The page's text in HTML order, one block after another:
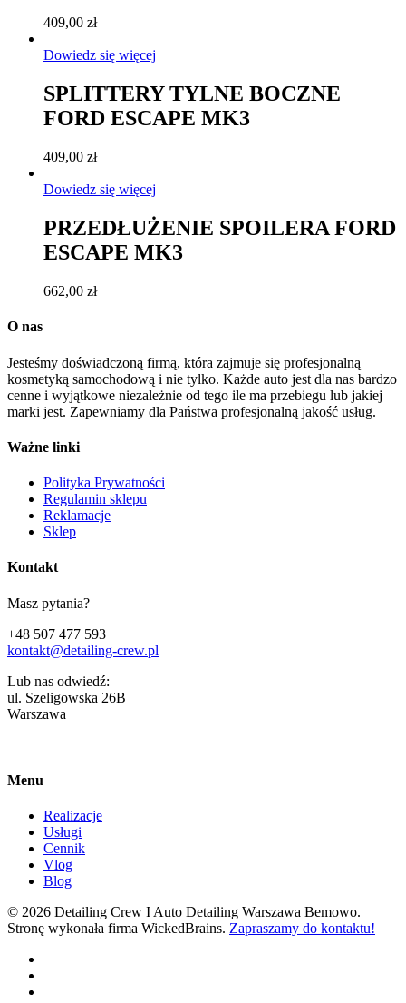
409,00 zł
Dowiedz się więcej
SPLITTERY TYLNE BOCZNE
FORD ESCAPE MK3
409,00 zł
Dowiedz się więcej
PRZEDŁUŻENIE SPOILERA FORD
ESCAPE MK3
662,00 zł
O nas
Jesteśmy doświadczoną firmą, która zajmuje się profesjonalną
kosmetyką samochodową i nie tylko. Każde auto jest dla nas bardzo
cenne i wyjątkowe niezależnie od tego ile ma przebiegu lub jakiej
marki jest. Zapewniamy dla Państwa profesjonalną jakość usług.
Ważne linki
Polityka Prywatności
Regulamin sklepu
Reklamacje
Sklep
Kontakt
Masz pytania?
+48 507 477 593
kontakt@detailing-crew.pl
Lub nas odwiedź:
ul. Szeligowska 26B
Warszawa
Menu
Realizacje
Usługi
Cennik
Vlog
Blog
© 2026 Detailing Crew I Auto Detailing Warszawa Bemowo.
Stronę wykonała firma WickedBrains. Zapraszamy do kontaktu!